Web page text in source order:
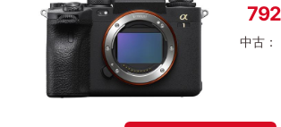
中古：